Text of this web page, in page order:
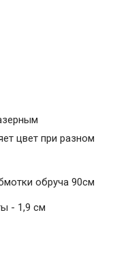
цвет при разном
обруча 90см
- 1,9 см